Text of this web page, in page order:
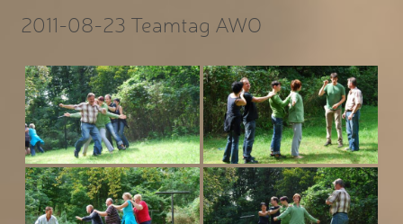
2011-08-23 Teamtag AWO